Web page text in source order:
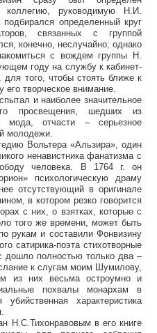
коллегию, руководимую Н.И.
определенный круг
связанных с группой
конечно, неслучайно; однако
с вождем группы Н.
году на службу к кабинет-
того, чтобы стоять ближе к
его творческое внимание.
и наиболее значительное
просвещения, шедших из
отчасти – серьезное
молодежи.
Вольтера «Альзира», один
ненавистника фанатизма с
человека. В 1764 г. он
психологическую драму
отсутствующий в оригинале
в котором резко говорится
с них, о взятках, которые с
того же времени, может быть
рукам и составили Фонвизину
сатирика-поэта стихотворные
дошло полностью только два –
к слугам моим Шумилову,
из них весьма остроумно и
похвалы монархам в
характеристика
Н.С.Тихонравовым в его книге